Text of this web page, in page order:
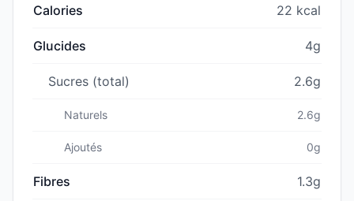
Calories 22 kcal
Glucides 4g
Sucres (total) 2.6g
Naturels 2.6g
Ajoutés 0g
Fibres 1.3g